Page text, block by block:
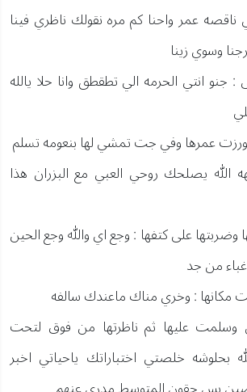
ناقصه عمر واحنا كم مره نقولك ناظري فينا
وسوي زينا
انتي الحرمه الي تطقطق وانا حلا يالله
عمرها وفي جت تمشي لها بنعومه تسلم
يصلحك روحي العبي مع البزران هذا
على كتفها : وجع اي والله وجع الحين
من جد
مكانها : وخري مناك ماعندك سالفه
عليها ثم ناظرتها من فوق لتحت
بحلوشه خلصتي اختباراتك ياحياتي اخبر